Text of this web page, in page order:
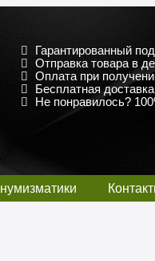
Гарантированный
Отправка товара в
Оплата при
Бесплатная
Не понравилось?